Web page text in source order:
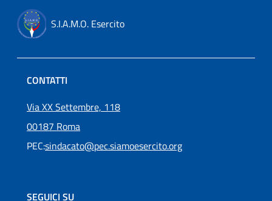
S.I.A.M.O. Esercito
CONTATTI
Via XX Settembre, 118
00187 Roma
PEC:sindacato@pec.siamoesercito.org
SEGUICI SU